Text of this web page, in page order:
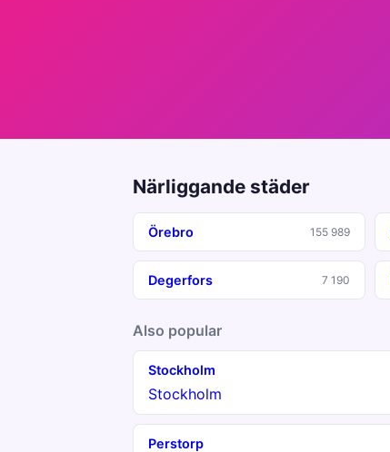
Närliggande städer
Örebro 155 989
Degerfors 7 190
Also popular
Stockholm
Stockholm
Perstorp